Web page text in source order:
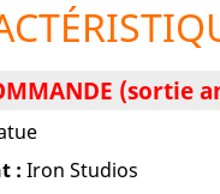
(sortie
: Iron Studios